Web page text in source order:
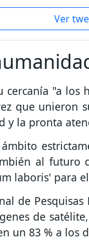
Ver
cercanía "a
que unieron
y la pronta
al futuro
laboris' para
de Pesquisas
de
un 83 % a los